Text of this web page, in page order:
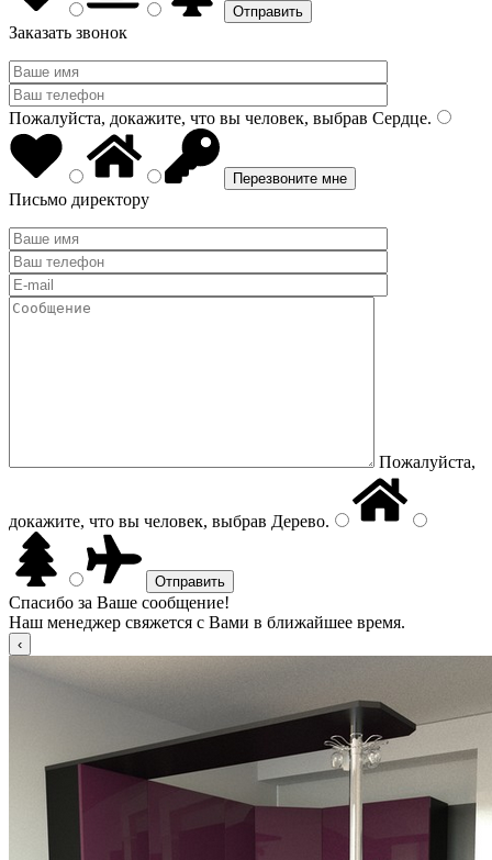
Заказать звонок
Пожалуйста, докажите, что вы человек, выбрав Сердце.
Письмо директору
Пожалуйста,
докажите, что вы человек, выбрав Дерево.
Спасибо за Ваше сообщение!
Наш менеджер свяжется с Вами в ближайшее время.